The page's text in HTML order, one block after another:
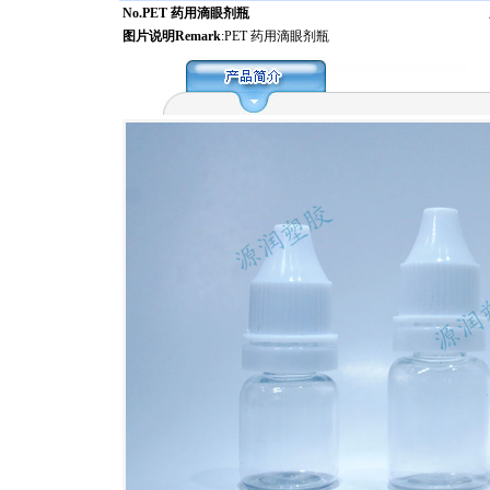
No.PET 药用滴眼剂瓶
图片说明Remark:PET 药用滴眼剂瓶